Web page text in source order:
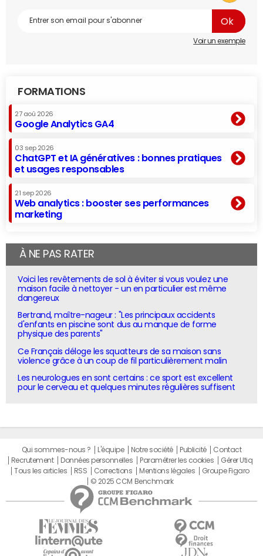
Voir un exemple
FORMATIONS
27 aoû 2026
Google Analytics GA4
03 sep 2026
ChatGPT et IA génératives : bonnes pratiques
et usages responsables
21 sep 2026
Web analytics : booster ses performances
marketing
À NE PAS RATER
Voici les revêtements de sol à éviter si vous voulez une
maison facile à nettoyer - un en particulier est même
dangereux
Bertrand, maître-nageur : "Les principaux accidents
d'enfants en piscine sont dus au manque de forme
physique des parents"
Ce Français déloge les squatteurs de sa maison sans
violence grâce à un coup de fil particulièrement malin
Les neurologues en sont certains : ce sport est excellent
pour le cerveau et quelques minutes régulières suffisent
Qui sommes-nous ? L'équipe Notre société Publicité
Contact
Recrutement
Données personnelles Paramétrer les cookies
Gérer Utiq
Tous les articles
RSS Corrections Mentions légales
Groupe Figaro
© 2025 CCM Benchmark